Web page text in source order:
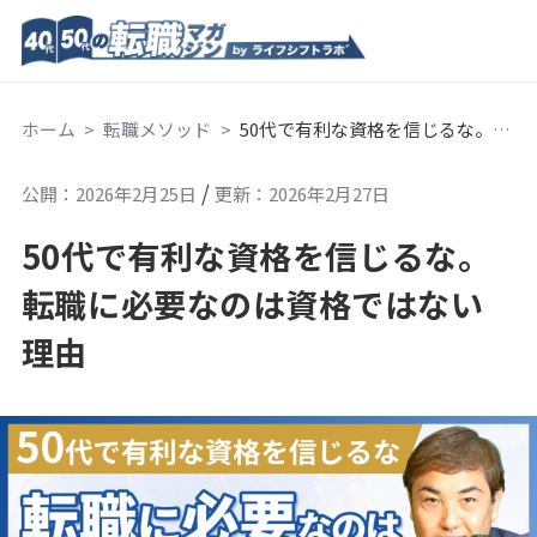
ホーム 転職メソッド 50代で有利な資格を信じるな。転職に必要なのは資格ではない理由
公開：2026年2月25日 / 更新：2026年2月27日
50代で有利な資格を信じるな。
転職に必要なのは資格ではない
理由